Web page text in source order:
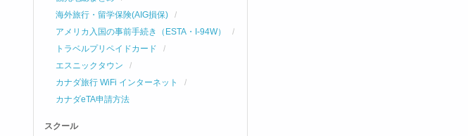
海外旅行・留学保険(AIG損保)
アメリカ入国の事前手続き（ESTA・I-94W）
トラベルプリペイドカード
エスニックタウン
カナダ旅行 WiFi インターネット
カナダeTA申請方法
スクール